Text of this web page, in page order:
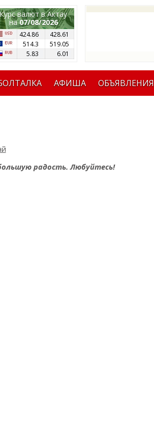
Курс валют в Актау
на07/08/2026
424.86
428.61
514.3
519.05
5.83
6.01
АФИША ОБЪЯВЛЕНИЯ
радость. Любуйтесь!